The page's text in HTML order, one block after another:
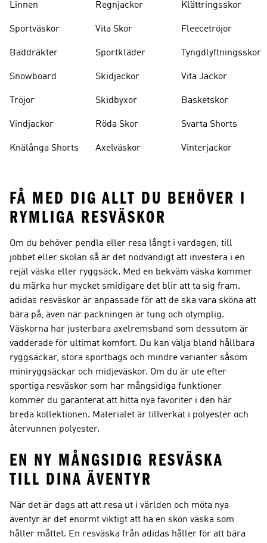
Linnen
Sportväskor
Baddräkter
Snowboard
Tröjor
Vindjackor
Knälånga Shorts
Regnjackor
Vita Skor
Sportkläder
Skidjackor
Skidbyxor
Röda Skor
Axelväskor
Klättringsskor
Fleecetröjor
Tyngdlyftningsskor
Vita Jackor
Basketskor
Svarta Shorts
Vinterjackor
FÅ MED DIG ALLT DU BEHÖVER I
RYMLIGA RESVÄSKOR
Om du behöver pendla eller resa långt i vardagen, till
jobbet eller skolan så är det nödvändigt att investera i en
rejäl väska eller ryggsäck. Med en bekväm väska kommer
du märka hur mycket smidigare det blir att ta sig fram.
adidas resväskor är anpassade för att de ska vara sköna att
bära på, även när packningen är tung och otymplig.
Väskorna har justerbara axelremsband som dessutom är
vadderade för ultimat komfort. Du kan välja bland hållbara
ryggsäckar, stora sportbags och mindre varianter såsom
miniryggsäckar och midjeväskor. Om du är ute efter
sportiga resväskor som har mångsidiga funktioner
kommer du garanterat att hitta nya favoriter i den här
breda kollektionen. Materialet är tillverkat i polyester och
återvunnen polyester.
EN NY MÅNGSIDIG RESVÄSKA
TILL DINA ÄVENTYR
När det är dags att att resa ut i världen och möta nya
äventyr är det enormt viktigt att ha en skön väska som
håller måttet. En resväska från adidas håller för att bära